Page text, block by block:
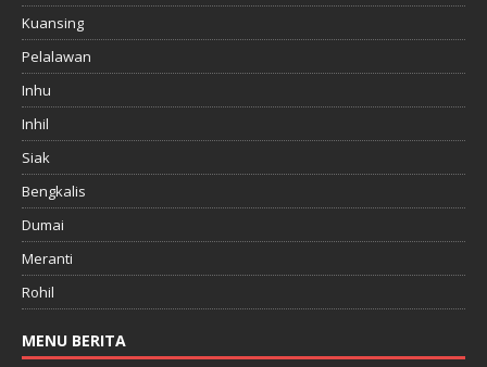
Kuansing
Pelalawan
Inhu
Inhil
Siak
Bengkalis
Dumai
Meranti
Rohil
MENU BERITA